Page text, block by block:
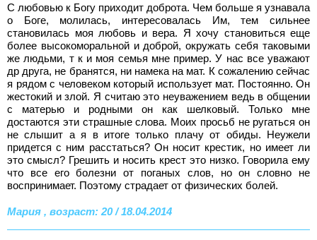
С любовью к Богу приходит доброта. Чем больше я узнавала
о Боге, молилась, интересовалась Им, тем сильнее
становилась моя любовь и вера. Я хочу становиться еще
более высокоморальной и доброй, окружать себя таковыми
же людьми, т к и моя семья мне пример. У нас все уважают
др друга, не бранятся, ни намека на мат. К сожалению сейчас
я рядом с человеком который использует мат. Постоянно. Он
жестокий и злой. Я считаю это неуважением ведь в общении
с матерью и родными он как шелковый. Только мне
достаются эти страшные слова. Моих просьб не ругаться он
не слышит а я в итоге только плачу от обиды. Неужели
придется с ним расстаться? Он носит крестик, но имеет ли
это смысл? Грешить и носить крест это низко. Говорила ему
что все его болезни от поганых слов, но он словно не
воспринимает. Поэтому страдает от физических болей.
Мария , возраст: 20 / 18.04.2014